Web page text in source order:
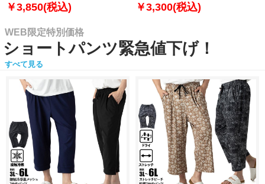
sumo999【10月下旬発送予定】
￥3,850(税込)
sumo999【10月下旬発送予定】
￥3,300(税込)
WEB限定特別価格
ショートパンツ緊急値下げ！
すべて見る